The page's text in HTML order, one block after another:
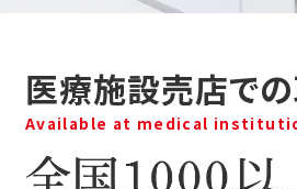
医療施設売店で
Available at medical